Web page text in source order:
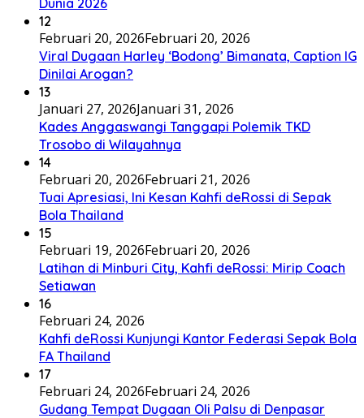
Dunia 2026
12
Februari 20, 2026Februari 20, 2026
Viral Dugaan Harley ‘Bodong’ Bimanata, Caption IG
Dinilai Arogan?
13
Januari 27, 2026Januari 31, 2026
Kades Anggaswangi Tanggapi Polemik TKD
Trosobo di Wilayahnya
14
Februari 20, 2026Februari 21, 2026
Tuai Apresiasi, Ini Kesan Kahfi deRossi di Sepak
Bola Thailand
15
Februari 19, 2026Februari 20, 2026
Latihan di Minburi City, Kahfi deRossi: Mirip Coach
Setiawan
16
Februari 24, 2026
Kahfi deRossi Kunjungi Kantor Federasi Sepak Bola
FA Thailand
17
Februari 24, 2026Februari 24, 2026
Gudang Tempat Dugaan Oli Palsu di Denpasar